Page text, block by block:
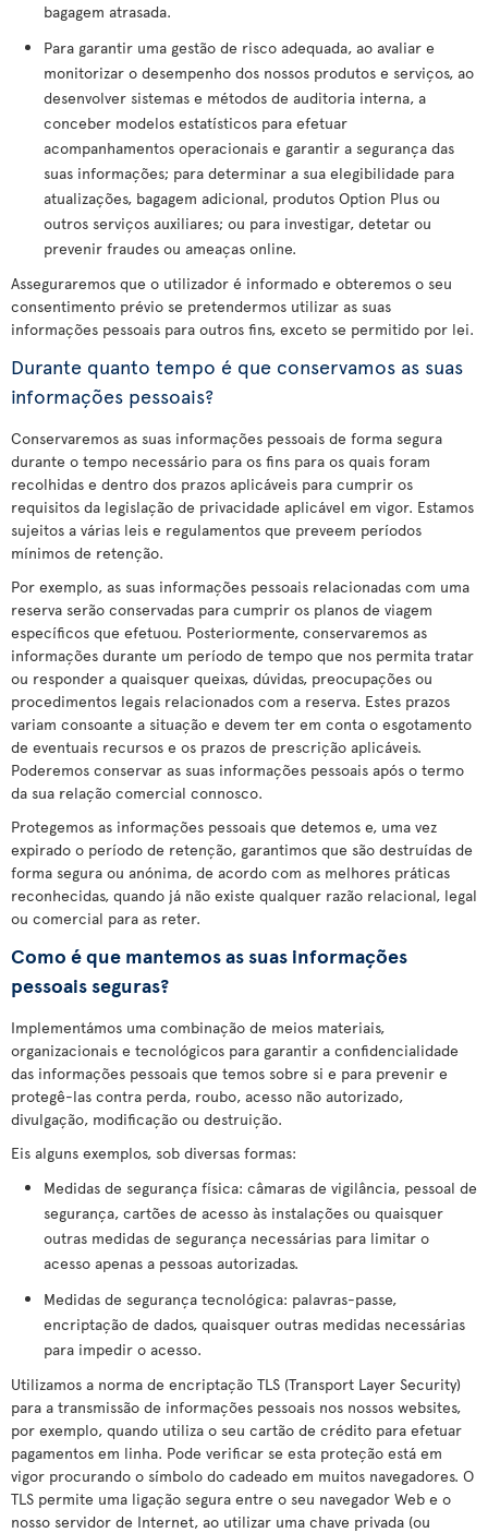
bagagem atrasada.
Para garantir uma gestão de risco adequada, ao avaliar e
monitorizar o desempenho dos nossos produtos e serviços, ao
desenvolver sistemas e métodos de auditoria interna, a
conceber modelos estatísticos para efetuar
acompanhamentos operacionais e garantir a segurança das
suas informações; para determinar a sua elegibilidade para
atualizações, bagagem adicional, produtos Option Plus ou
outros serviços auxiliares; ou para investigar, detetar ou
prevenir fraudes ou ameaças online.
Asseguraremos que o utilizador é informado e obteremos o seu
consentimento prévio se pretendermos utilizar as suas
informações pessoais para outros fins, exceto se permitido por lei.
Durante quanto tempo é que conservamos as suas
informações pessoais?
Conservaremos as suas informações pessoais de forma segura
durante o tempo necessário para os fins para os quais foram
recolhidas e dentro dos prazos aplicáveis para cumprir os
requisitos da legislação de privacidade aplicável em vigor. Estamos
sujeitos a várias leis e regulamentos que preveem períodos
mínimos de retenção.
Por exemplo, as suas informações pessoais relacionadas com uma
reserva serão conservadas para cumprir os planos de viagem
específicos que efetuou. Posteriormente, conservaremos as
informações durante um período de tempo que nos permita tratar
ou responder a quaisquer queixas, dúvidas, preocupações ou
procedimentos legais relacionados com a reserva. Estes prazos
variam consoante a situação e devem ter em conta o esgotamento
de eventuais recursos e os prazos de prescrição aplicáveis.
Poderemos conservar as suas informações pessoais após o termo
da sua relação comercial connosco.
Protegemos as informações pessoais que detemos e, uma vez
expirado o período de retenção, garantimos que são destruídas de
forma segura ou anónima, de acordo com as melhores práticas
reconhecidas, quando já não existe qualquer razão relacional, legal
ou comercial para as reter.
Como é que mantemos as suas informações
pessoais seguras?
Implementámos uma combinação de meios materiais,
organizacionais e tecnológicos para garantir a confidencialidade
das informações pessoais que temos sobre si e para prevenir e
protegê-las contra perda, roubo, acesso não autorizado,
divulgação, modificação ou destruição.
Eis alguns exemplos, sob diversas formas:
Medidas de segurança física: câmaras de vigilância, pessoal de
segurança, cartões de acesso às instalações ou quaisquer
outras medidas de segurança necessárias para limitar o
acesso apenas a pessoas autorizadas.
Medidas de segurança tecnológica: palavras-passe,
encriptação de dados, quaisquer outras medidas necessárias
para impedir o acesso.
Utilizamos a norma de encriptação TLS (Transport Layer Security)
para a transmissão de informações pessoais nos nossos websites,
por exemplo, quando utiliza o seu cartão de crédito para efetuar
pagamentos em linha. Pode verificar se esta proteção está em
vigor procurando o símbolo do cadeado em muitos navegadores. O
TLS permite uma ligação segura entre o seu navegador Web e o
nosso servidor de Internet, ao utilizar uma chave privada (ou